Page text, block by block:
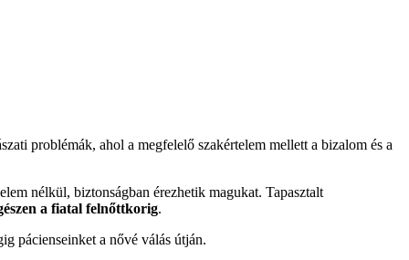
problémák, ahol a megfelelő szakértelem mellett a bizalom és a
nélkül, biztonságban érezhetik magukat. Tapasztalt
a fiatal felnőttkorig.
pácienseinket a nővé válás útján.